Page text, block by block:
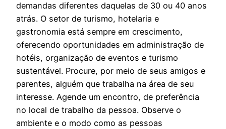
demandas diferentes daquelas de 30 ou 40 anos
atrás. O setor de turismo, hotelaria e
gastronomia está sempre em crescimento,
oferecendo oportunidades em administração de
hotéis, organização de eventos e turismo
sustentável. Procure, por meio de seus amigos e
parentes, alguém que trabalha na área de seu
interesse. Agende um encontro, de preferência
no local de trabalho da pessoa. Observe o
ambiente e o modo como as pessoas